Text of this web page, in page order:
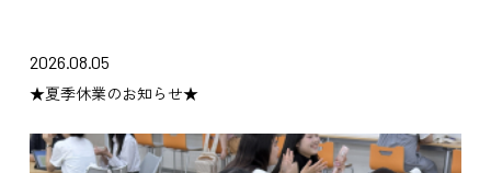
2026.08.05
★夏季休業のお知らせ★